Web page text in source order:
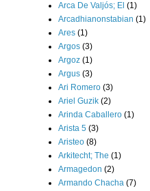
Arca De Valjós; El (1)
Arcadhianonstabian (1)
Ares (1)
Argos (3)
Argoz (1)
Argus (3)
Ari Romero (3)
Ariel Guzik (2)
Arinda Caballero (1)
Arista 5 (3)
Aristeo (8)
Arkitecht; The (1)
Armagedon (2)
Armando Chacha (7)